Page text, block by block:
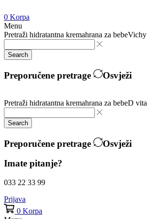
0 Korpa
Menu
Pretraži hidratantna kremahrana za bebeVichy
Search
Preporučene pretrage Osvježi
Pretraži hidratantna kremahrana za bebeD
Search
Preporučene pretrage
Osvježi
Imate pitanje?
033 22 33 99
Prijava
0 Korpa